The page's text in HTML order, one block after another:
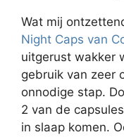
Wat mij
Night Caps van
uitgerust wakker
gebruik van zeer
onnodige stap.
2 van de
in slaap komen.